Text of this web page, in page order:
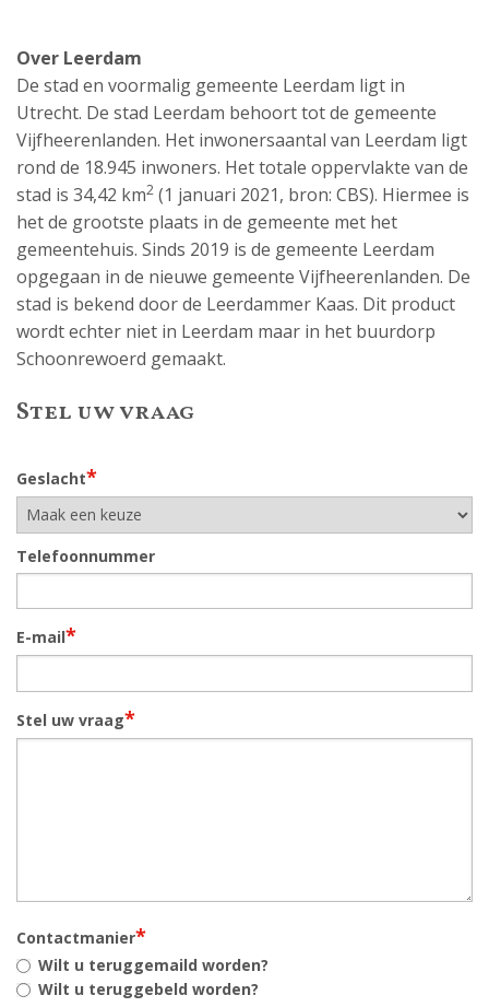
Over Leerdam
De stad en voormalig gemeente Leerdam ligt in
Utrecht. De stad Leerdam behoort tot de gemeente
Vijfheerenlanden. Het inwonersaantal van Leerdam ligt
rond de 18.945 inwoners. Het totale oppervlakte van de
stad is 34,42 km2 (1 januari 2021, bron: CBS). Hiermee is
het de grootste plaats in de gemeente met het
gemeentehuis. Sinds 2019 is de gemeente Leerdam
opgegaan in de nieuwe gemeente Vijfheerenlanden. De
stad is bekend door de Leerdammer Kaas. Dit product
wordt echter niet in Leerdam maar in het buurdorp
Schoonrewoerd gemaakt.
Stel uw vraag
Geslacht*
Telefoonnummer
E-mail*
Stel uw vraag*
Contactmanier*
Wilt u teruggemaild worden?
Wilt u teruggebeld worden?